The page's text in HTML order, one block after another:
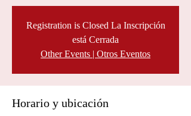
Registration is Closed La Inscripción
está Cerrada
Other Events | Otros Eventos
Horario y ubicación